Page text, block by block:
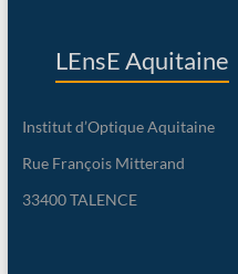
LEnsE Aquitaine
Institut d’Optique Aquitaine
Rue François Mitterand
33400 TALENCE